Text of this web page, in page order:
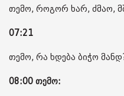
თემო, როგორ ხარ, ძმაო,
07:21
თემო, რა ხდება ბიჭო
08:00 თემო: